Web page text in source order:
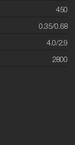
450
0.35/0.68
4.0/2.9
2800